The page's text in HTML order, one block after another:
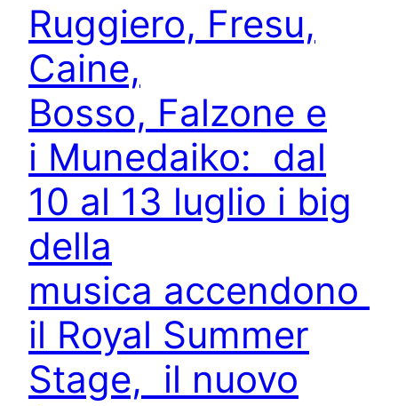
Ruggiero, Fresu,
Caine,
Bosso, Falzone e
i Munedaiko: dal
10 al 13 luglio i big
della
musica accendono
il Royal Summer
Stage, il nuovo